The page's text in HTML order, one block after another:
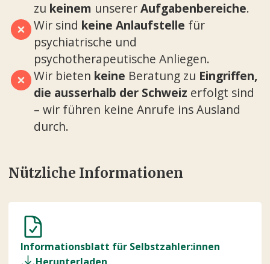
zu keinem unsererAufgabenbereiche.
Wir sind keine Anlaufstelle für
psychiatrische und
psychotherapeutische Anliegen.
Wir bieten keine Beratung zu Eingriffen,
die ausserhalb der Schweiz erfolgt sind
– wir führen keine Anrufe ins Ausland
durch.
Nützliche Informationen
Informationsblatt für Selbstzahler:innen